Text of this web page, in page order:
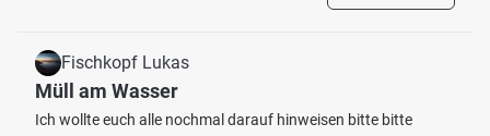
Fischkopf Lukas
Müll am Wasser
Ich wollte euch alle nochmal darauf hinweisen bitte bitte